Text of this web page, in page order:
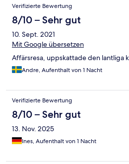
Verifizierte Bewertung
8/10 – Sehr gut
10. Sept. 2021
Mit Google übersetzen
Affärsresa, uppskattade den lantliga
Andre, Aufenthalt von 1 Nacht
Verifizierte Bewertung
8/10 – Sehr gut
13. Nov. 2025
Ines, Aufenthalt von 1 Nacht